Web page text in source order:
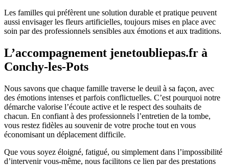
Les familles qui préfèrent une solution durable et pratique peuvent
aussi envisager les fleurs artificielles, toujours mises en place avec
soin par des professionnels sensibles aux émotions et aux traditions.
L’accompagnement jenetoubliepas.fr à
Conchy-les-Pots
Nous savons que chaque famille traverse le deuil à sa façon, avec
des émotions intenses et parfois conflictuelles. C’est pourquoi notre
démarche valorise l’écoute active et le respect des souhaits de
chacun. En confiant à des professionnels l’entretien de la tombe,
vous restez fidèles au souvenir de votre proche tout en vous
économisant un déplacement difficile.
Que vous soyez éloigné, fatigué, ou simplement dans l’impossibilité
d’intervenir vous-même, nous facilitons ce lien par des prestations